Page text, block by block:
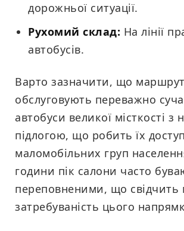
дорожньої ситуації.
Рухомий склад: На лінії
автобусів.
Варто зазначити, що маршрут
обслуговують переважно
автобуси великої місткості з
підлогою, що робить їх
маломобільних груп
години пік салони часто
переповненими, що свідчить
затребуваність цього